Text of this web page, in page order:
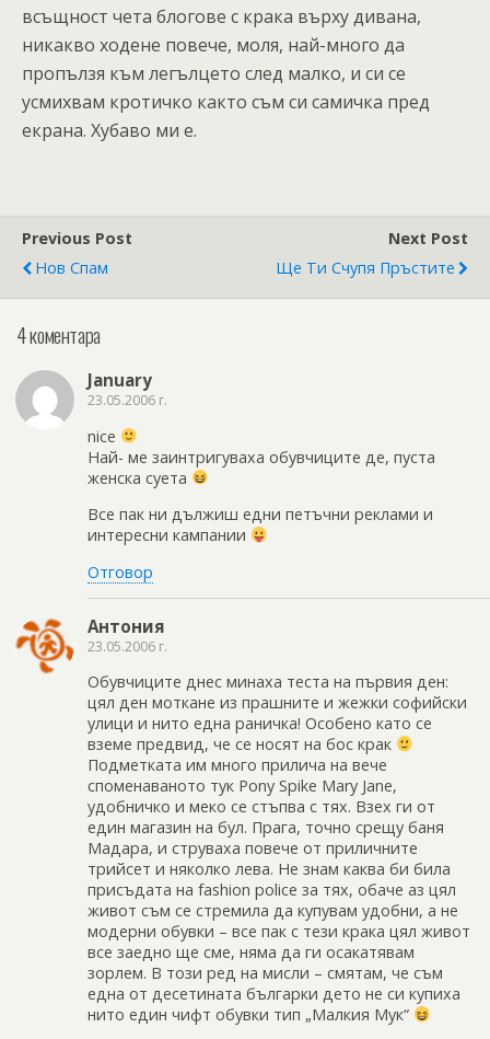
всъщност чета блогове с крака върху дивана,
никакво ходене повече, моля, най-много да
пропълзя към легълцето след малко, и си се
усмихвам кротичко както съм си самичка пред
екрана. Хубаво ми е.
Previous Post
Нов Спам
Next Post
Ще Ти Счупя Пръстите
4 коментара
January
23.05.2006 г.
nice
Най- ме заинтригуваха обувчиците де, пуста
женска суета
Все пак ни дължиш едни петъчни реклами и
интересни кампании
Отговор
Антония
23.05.2006 г.
Обувчиците днес минаха теста на първия ден:
цял ден моткане из прашните и жежки софийски
улици и нито една раничка! Особено като се
вземе предвид, че се носят на бос крак
Подметката им много прилича на вече
споменаваното тук Pony Spike Mary Jane,
удобничко и меко се стъпва с тях. Взех ги от
един магазин на бул. Прага, точно срещу баня
Мадара, и струваха повече от приличните
трийсет и няколко лева. Не знам каква би била
присъдата на fashion police за тях, обаче аз цял
живот съм се стремила да купувам удобни, а не
модерни обувки – все пак с тези крака цял живот
все заедно ще сме, няма да ги осакатявам
зорлем. В този ред на мисли – смятам, че съм
една от десетината българки дето не си купиха
нито един чифт обувки тип „Малкия Мук“